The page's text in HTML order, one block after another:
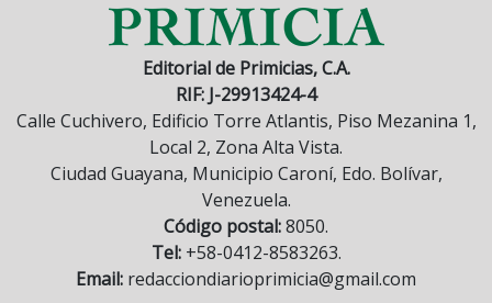
Editorial de Primicias, C.A.
RIF: J-29913424-4
Calle Cuchivero, Edificio Torre Atlantis, Piso Mezanina 1,
Local 2, Zona Alta Vista.
Ciudad Guayana, Municipio Caroní, Edo. Bolívar,
Venezuela.
Código postal:8050.
Tel:+58-0412-8583263.
Email: redacciondiarioprimicia@gmail.com